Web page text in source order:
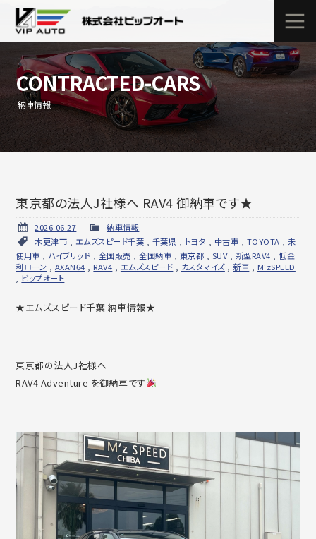
CONTRACTED-CARS
納車情報
東京都の法人J社様へ RAV4 御納車です★
2026.06.27
納車情報
木更津市
エムズスピード千葉 千葉県 トヨタ 中古車 TOYOTA ,未
使用車
ハイブリッド 全国販売 ,全国納車 東京都 SUV, 新型RAV4 ,低金
利ローン
AXAN64 RAV4 エムズスピード カスタマイズ,新車
M'zSPEED
ビップオート
★エムズスピード千葉 納車情報★
東京都の法人J社様へ
RAV4 Adventure を御納車です